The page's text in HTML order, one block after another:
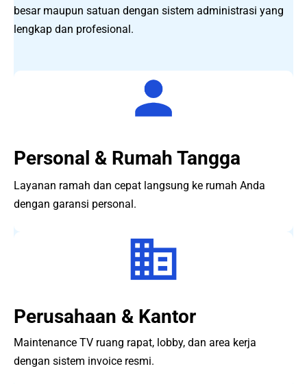
besar maupun satuan dengan sistem administrasi yang
lengkap dan profesional.
Personal & Rumah Tangga
Layanan ramah dan cepat langsung ke rumah Anda
dengan garansi personal.
Perusahaan & Kantor
Maintenance TV ruang rapat, lobby, dan area kerja
dengan sistem invoice resmi.